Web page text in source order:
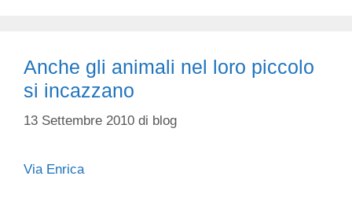
Anche gli animali nel loro piccolo
si incazzano
13 Settembre 2010 di blog
Via Enrica